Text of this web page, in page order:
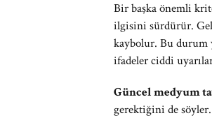
Bir başka önemli
ilgisini sürdürür.
kaybolur. Bu durum
ifadeler ciddi
Güncel medyum
gerektiğini de